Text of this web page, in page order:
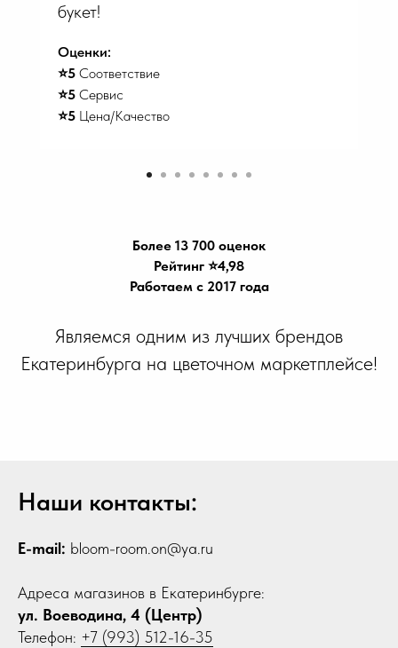
букет!
Оценки:
⭐️5 Соответствие
⭐️5 Сервис
⭐️5 Цена/Качество
Более 13 700 оценок
Рейтинг ⭐️4,98
Работаем с 2017 года
Являемся одним из лучших брендов
Екатеринбурга на цветочном маркетплейсе!
Наши контакты:
E-mail: bloom-room.on@ya.ru
Адреса магазинов в Екатеринбурге:
ул. Воеводина, 4 (Центр)
Телефон: +7 (993) 512-16-35